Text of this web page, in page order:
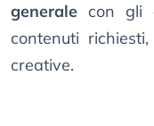
generale con gli
contenuti
creative.